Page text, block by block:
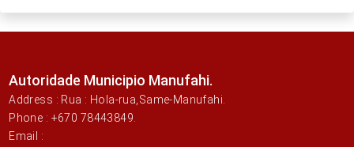
Autoridade Municipio Manufahi.
Address : Rua : Hola-rua,Same-Manufahi.
Phone : +670 78443849.
Email :